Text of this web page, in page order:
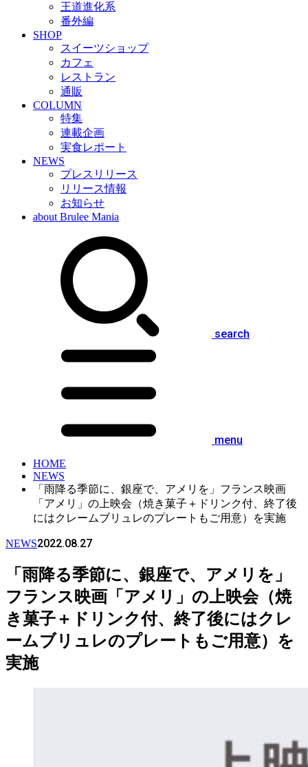
王道進化系
番外編
SHOP
スイーツショップ
カフェ
レストラン
通販
COLUMN
特集
連載企画
実食レポート
NEWS
プレスリリース
リリース情報
お知らせ
about Brulee Mania
search
menu
HOME
NEWS
「雨降る季節に、銀座で、アメリを」フランス映画
「アメリ」の上映会（焼き菓子＋ドリンク付、終了後
にはクレームブリュレのプレートもご用意）を実施
NEWS2022.08.27
「雨降る季節に、銀座で、アメリを」
フランス映画「アメリ」の上映会（焼
き菓子＋ドリンク付、終了後にはクレ
ームブリュレのプレートもご用意）を
実施